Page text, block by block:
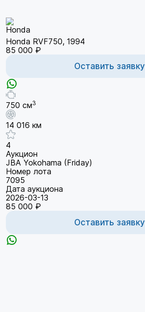
Honda RVF750, 1994
85 000 ₽
Оставить заявку
750 см3
14 016 км
4
Аукцион
JBA Yokohama (Friday)
Номер лота
7095
Дата аукциона
2026-03-13
85 000 ₽
Оставить заявку